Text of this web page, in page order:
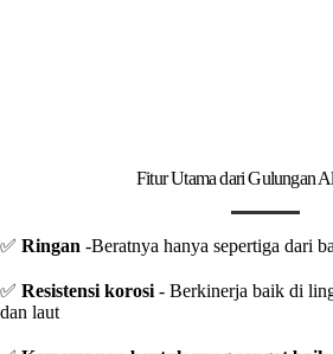
Fitur Utama dari Gulungan
✅ Ringan -Beratnya hanya sepertiga dari
✅ Resistensi korosi - Berkinerja baik di
dan laut